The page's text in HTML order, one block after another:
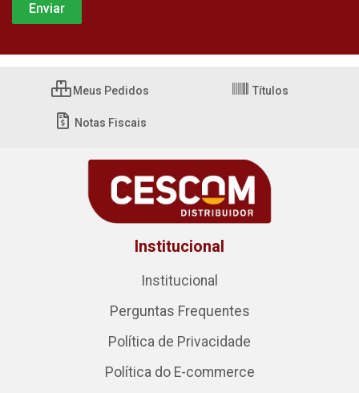
Meus Pedidos Títulos
Notas Fiscais
Institucional
Institucional
Perguntas Frequentes
Política de Privacidade
Política do E-commerce